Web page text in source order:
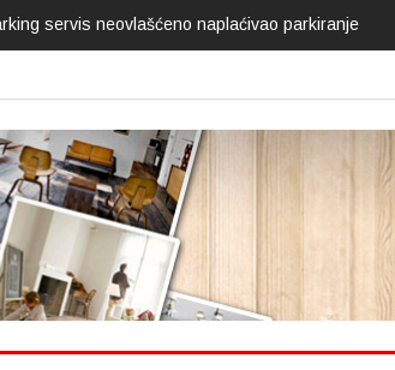
servis neovlašćeno naplaćivao parkiranje